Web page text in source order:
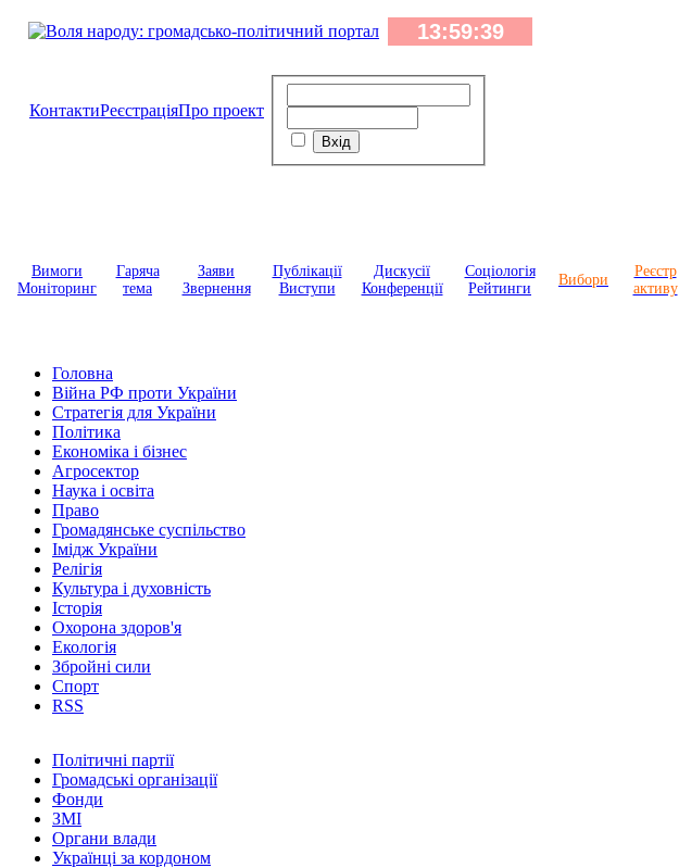
КонтактиРеєстраціяПро проект
Вимоги
Моніторинг
Гаряча
тема
Заяви
Звернення
Публікації
Виступи
Дискусії
Конференції
Соціологія
Рейтинги
Вибори
Реєстр
активу
Головна
Війна РФ проти України
Стратегія для України
Політика
Економіка і бізнес
Агросектор
Наука і освіта
Право
Громадянське суспільство
Імідж України
Релігія
Культура і духовність
Історія
Охорона здоров'я
Екологія
Збройні сили
Спорт
RSS
Політичні партії
Громадські організації
Фонди
ЗМІ
Органи влади
Українці за кордоном